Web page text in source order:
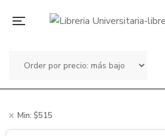
Min: $515